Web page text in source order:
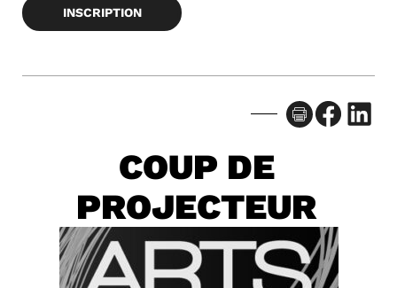
INSCRIPTION
Facebook LinkedIn
COUP DE
PROJECTEUR